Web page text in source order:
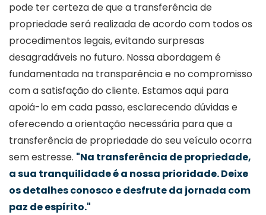
pode ter certeza de que a transferência de
propriedade será realizada de acordo com todos os
procedimentos legais, evitando surpresas
desagradáveis no futuro. Nossa abordagem é
fundamentada na transparência e no compromisso
com a satisfação do cliente. Estamos aqui para
apoiá-lo em cada passo, esclarecendo dúvidas e
oferecendo a orientação necessária para que a
transferência de propriedade do seu veículo ocorra
sem estresse. "Na transferência de propriedade,
a sua tranquilidade é a nossa prioridade. Deixe
os detalhes conosco e desfrute da jornada com
paz de espírito."